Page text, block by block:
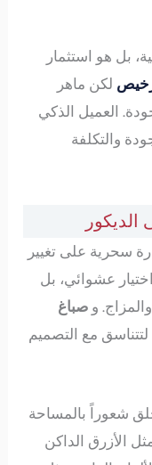
بل هو استثمار
لكن ماهر
العميل الذكي
والتكلفة
الديكور
سحرية على تغيير
عشوائي، بل
وصباغ
مع التصميم
شعوراً بالمساحة
الأزرق الداكن